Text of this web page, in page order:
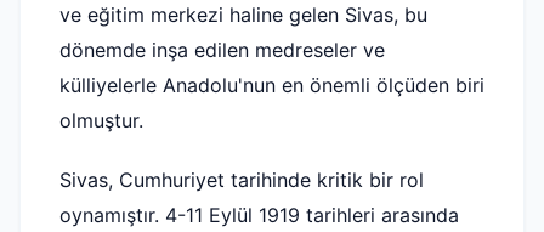
ve eğitim merkezi haline gelen Sivas, bu
dönemde inşa edilen medreseler ve
külliyelerle Anadolu'nun en önemli ölçüden biri
olmuştur.
Sivas, Cumhuriyet tarihinde kritik bir rol
oynamıştır. 4-11 Eylül 1919 tarihleri ​​arasında